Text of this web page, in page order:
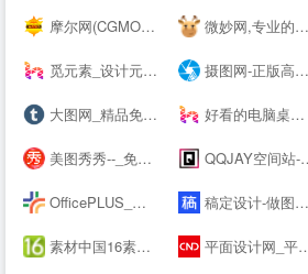
摩尔网(CGMOL),3D模型免费共享,--交易平台,设计师互动平台,分享改变未来 微妙网,专业的动画师、特效师、CG模型设计师网站！ - wmiao.com
觅元素_设计元素的免费下载网站_免抠素材51yuansu.com 摄图网-正版高清图片免费下载_商用设计素材图库
大图网_精品免费素材共享平台www.daimg.com 好看的电脑桌面壁纸_高清壁纸下载-壁纸图片大全
美图秀秀--_免费在线P图抠图拼图_证件照制作 QQJAY空间站-分享QQ网名 个性签名 QQ分组 日志 QQ头像 空间素材 QQ空间 皮肤等内容
OfficePLUS_微软官方Office模板服务平台_ppt模板_会员免费_工作总结_求职简历 稿定设计-做图做视频必备_在线设计神器_海量版权素材模板
素材中国16素材网 - 素材中国16素材网 平面设计网_平面设计作品欣赏-设计网